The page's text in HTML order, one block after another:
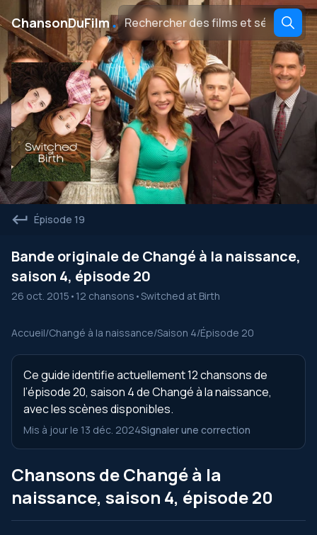
ChansonDuFilm․
Épisode 19
Bande originale de Changé à la naissance,
saison 4, épisode 20
26 oct. 2015 • 12 chansons •Switched at Birth
Accueil/Changé à la naissance/Saison 4/Épisode 20
Ce guide identifie actuellement 12 chansons de
l’épisode 20, saison 4 de Changé à la naissance,
avec les scènes disponibles.
Mis à jour le 13 déc. 2024Signaler une correction
Chansons de Changé à la
naissance, saison 4, épisode 20